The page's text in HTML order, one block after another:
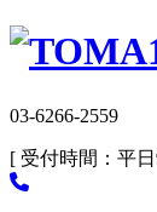
03-6266-2559
[ 受付時間：平